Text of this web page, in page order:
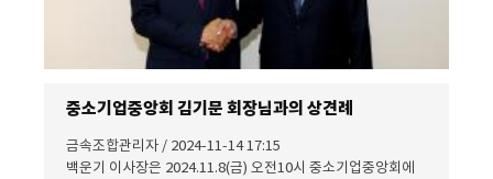
중소기업중앙회 김기문 회장님과의 상견례
금속조합관리자 / 2024-11-14 17:15
백운기 이사장은 2024.11.8(금) 오전10시 중소기업중앙회에